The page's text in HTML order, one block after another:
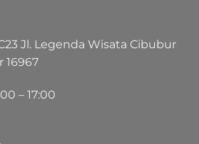
Jl. Legenda Wisata Cibubur
16967
– 17:00